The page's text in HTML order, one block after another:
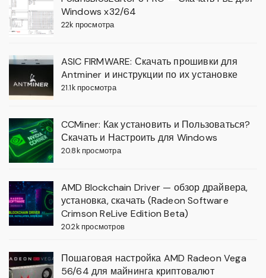
Windows x32/64
22k просмотра
ASIC FIRMWARE: Скачать прошивки для
Antminer и инструкции по их установке
21.1k просмотра
CCMiner: Как установить и Пользоваться?
Скачать и Настроить для Windows
20.8k просмотра
AMD Blockchain Driver — обзор драйвера,
установка, скачать (Radeon Software
Crimson ReLive Edition Beta)
20.2k просмотров
Пошаговая настройка AMD Radeon Vega
56/64 для майнинга криптовалют